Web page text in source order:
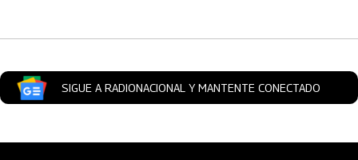
SIGUE A RADIONACIONAL Y MANTENTE CONECTADO